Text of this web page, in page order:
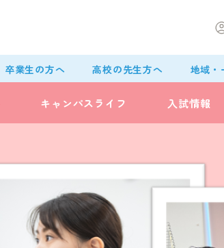
キャンパスライフ 入試情報
卒業生の方へ 高校の先生方へ 地域・